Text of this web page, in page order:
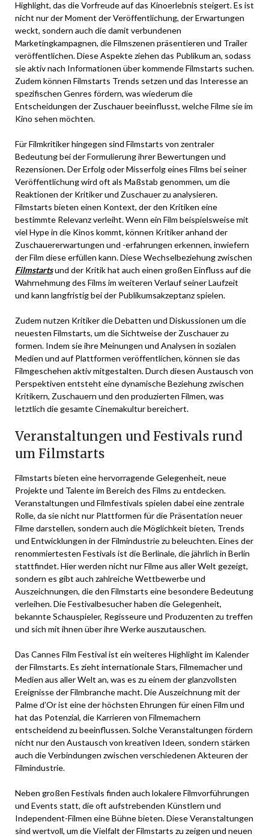
Highlight, das die Vorfreude auf das Kinoerlebnis steigert. Es ist
nicht nur der Moment der Veröffentlichung, der Erwartungen
weckt, sondern auch die damit verbundenen
Marketingkampagnen, die Filmszenen präsentieren und Trailer
veröffentlichen. Diese Aspekte ziehen das Publikum an, sodass
sie aktiv nach Informationen über kommende Filmstarts suchen.
Zudem können Filmstarts Trends setzen und das Interesse an
spezifischen Genres fördern, was wiederum die
Entscheidungen der Zuschauer beeinflusst, welche Filme sie im
Kino sehen möchten.
Für Filmkritiker hingegen sind Filmstarts von zentraler
Bedeutung bei der Formulierung ihrer Bewertungen und
Rezensionen. Der Erfolg oder Misserfolg eines Films bei seiner
Veröffentlichung wird oft als Maßstab genommen, um die
Reaktionen der Kritiker und Zuschauer zu analysieren.
Filmstarts bieten einen Kontext, der den Kritiken eine
bestimmte Relevanz verleiht. Wenn ein Film beispielsweise mit
viel Hype in die Kinos kommt, können Kritiker anhand der
Zuschauererwartungen und -erfahrungen erkennen, inwiefern
der Film diese erfüllen kann. Diese Wechselbeziehung zwischen
Filmstartsund der Kritik hat auch einen großen Einfluss auf die
Wahrnehmung des Films im weiteren Verlauf seiner Laufzeit
und kann langfristig bei der Publikumsakzeptanz spielen.
Zudem nutzen Kritiker die Debatten und Diskussionen um die
neuesten Filmstarts, um die Sichtweise der Zuschauer zu
formen. Indem sie ihre Meinungen und Analysen in sozialen
Medien und auf Plattformen veröffentlichen, können sie das
Filmgeschehen aktiv mitgestalten. Durch diesen Austausch von
Perspektiven entsteht eine dynamische Beziehung zwischen
Kritikern, Zuschauern und den produzierten Filmen, was
letztlich die gesamte Cinemakultur bereichert.
Veranstaltungen und Festivals rund
um Filmstarts
Filmstarts bieten eine hervorragende Gelegenheit, neue
Projekte und Talente im Bereich des Films zu entdecken.
Veranstaltungen und Filmfestivals spielen dabei eine zentrale
Rolle, da sie nicht nur Plattformen für die Präsentation neuer
Filme darstellen, sondern auch die Möglichkeit bieten, Trends
und Entwicklungen in der Filmindustrie zu beleuchten. Eines der
renommiertesten Festivals ist die Berlinale, die jährlich in Berlin
stattfindet. Hier werden nicht nur Filme aus aller Welt gezeigt,
sondern es gibt auch zahlreiche Wettbewerbe und
Auszeichnungen, die den Filmstarts eine besondere Bedeutung
verleihen. Die Festivalbesucher haben die Gelegenheit,
bekannte Schauspieler, Regisseure und Produzenten zu treffen
und sich mit ihnen über ihre Werke auszutauschen.
Das Cannes Film Festival ist ein weiteres Highlight im Kalender
der Filmstarts. Es zieht internationale Stars, Filmemacher und
Medien aus aller Welt an, was es zu einem der glanzvollsten
Ereignisse der Filmbranche macht. Die Auszeichnung mit der
Palme d’Or ist eine der höchsten Ehrungen für einen Film und
hat das Potenzial, die Karrieren von Filmemachern
entscheidend zu beeinflussen. Solche Veranstaltungen fördern
nicht nur den Austausch von kreativen Ideen, sondern stärken
auch die Verbindungen zwischen verschiedenen Akteuren der
Filmindustrie.
Neben großen Festivals finden auch lokalere Filmvorführungen
und Events statt, die oft aufstrebenden Künstlern und
Independent-Filmen eine Bühne bieten. Diese Veranstaltungen
sind wertvoll, um die Vielfalt der Filmstarts zu zeigen und neuen